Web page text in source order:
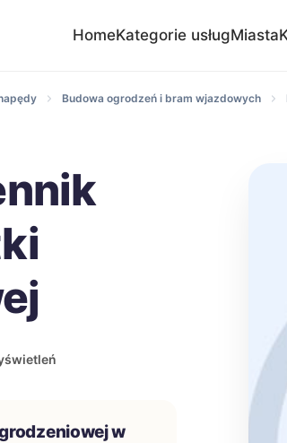
HomeKategorie usługMiasta
Budowa ogrodzeń i bram wjazdowych
w